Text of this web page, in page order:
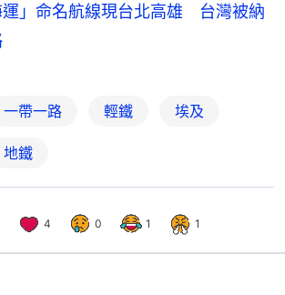
運」命名航線現台北高雄 台灣被納
一帶一路 輕鐵 埃及
地鐵
4 0 1 1